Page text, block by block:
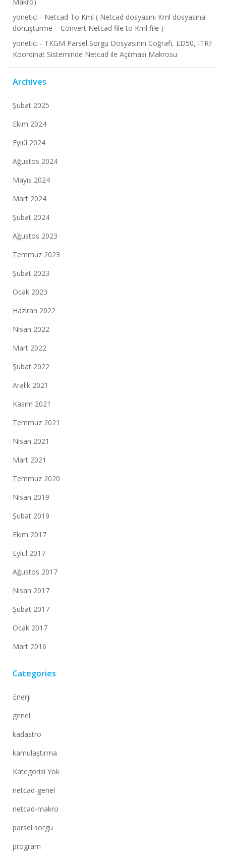
yonetici - Netcad To Kml ( Netcad dosyasını Kml dosyasına
dönüştürme – Convert Netcad file to Kml file )
yonetici - TKGM Parsel Sorgu Dosyasının Coğrafi, ED50, ITRF
Koordinat Sisteminde Netcad ile Açılması Makrosu
Archives
Şubat 2025
Ekim 2024
Eylül 2024
Ağustos 2024
Mayıs 2024
Mart 2024
Şubat 2024
Ağustos 2023
Temmuz 2023
Şubat 2023
Ocak 2023
Haziran 2022
Nisan 2022
Mart 2022
Şubat 2022
Aralık 2021
Kasım 2021
Temmuz 2021
Nisan 2021
Mart 2021
Temmuz 2020
Nisan 2019
Şubat 2019
Ekim 2017
Eylül 2017
Ağustos 2017
Nisan 2017
Şubat 2017
Ocak 2017
Mart 2016
Categories
Enerji
genel
kadastro
kamulaştırma
Kategorisi Yok
netcad-genel
netcad-makro
parsel sorgu
program